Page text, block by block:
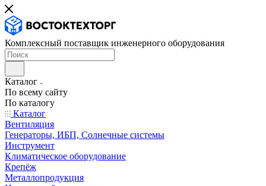
Комплексный поставщик инженерного оборудования
Каталог
По всему сайту
По каталогу
Каталог
Вентиляция
Генераторы, ИБП, Солнечные системы
Инструмент
Климатическое оборудование
Крепёж
Металлопродукция